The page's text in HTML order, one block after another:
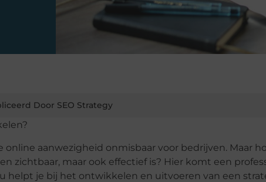
Door SEO Strategy
aanwezigheid onmisbaar voor bedrijven. Maar
zichtbaar, maar ook effectief is? Hier komt een
helpt je bij het ontwikkelen en uitvoeren van een